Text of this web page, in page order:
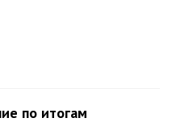
по итогам